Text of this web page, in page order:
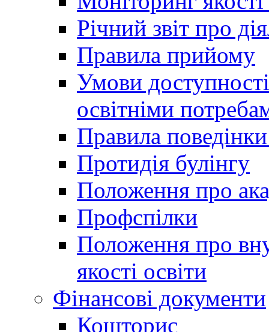
Річний звіт про
Правила прийому
Умови
освітніми
Правила поведінки
Протидія булінгу
Положення про
Профспілки
Положення про
якості освіти
Фінансові документи
Кошторис